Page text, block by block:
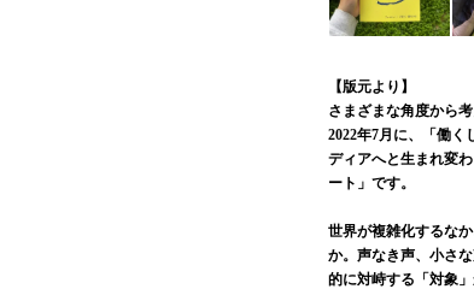
【版元より】
さまざまな角度から
2022年7月に、「働
ディアへと生まれ変
ート」です。
世界が複雑化するな
か。声なき声、小さ
的に対峙する「対象